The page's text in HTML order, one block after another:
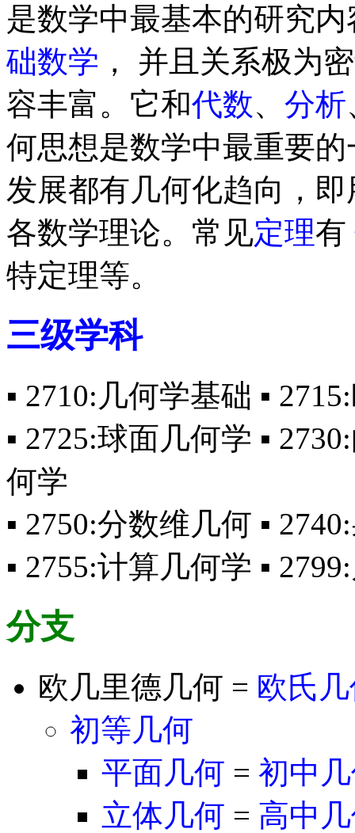
是数学中最基本的研究
础数学 ， 并且关系极为
容丰富。它和代数、 分析
何思想是数学中最重要
发展都有几何化趋向，
各数学理论。常见定理有
特定理等。
三级学科
▪ 2710:几何学基础 ▪
▪ 2725:球面几何学 ▪
何学
▪ 2750:分数维几何 ▪
▪ 2755:计算几何学 ▪
分支
欧几里德几何 = 欧氏
初等几何
平面几何 = 初中
立体几何 = 高中